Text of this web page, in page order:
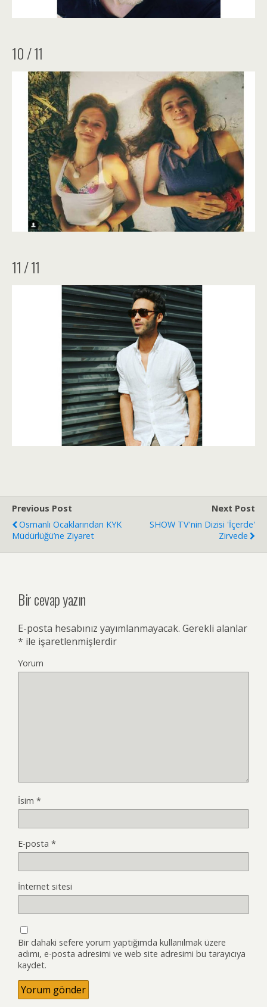
10 / 11
11 / 11
Previous Post
Osmanlı Ocaklarından KYK
Müdürlüğü’ne Ziyaret
Next Post
SHOW TV'nin Dizisi 'İçerde'
Zirvede
Bir cevap yazın
E-posta hesabınız yayımlanmayacak. Gerekli alanlar
* ile işaretlenmişlerdir
Yorum
İsim *
E-posta *
İnternet sitesi
Bir dahaki sefere yorum yaptığımda kullanılmak üzere
adımı, e-posta adresimi ve web site adresimi bu tarayıcıya
kaydet.